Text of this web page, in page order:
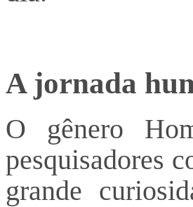
A jornada
O gênero
pesquisadores
grande